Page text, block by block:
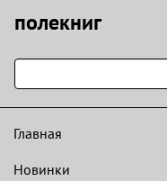
полекниг
Главная
Новинки